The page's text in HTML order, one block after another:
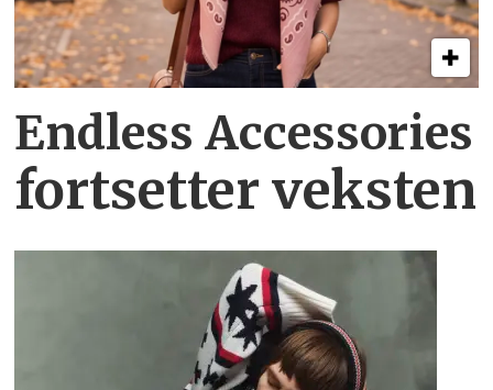
Endless Accessories
fortsetter veksten